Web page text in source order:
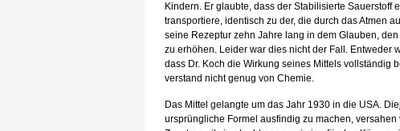
Kindern. Er glaubte, dass der Stabilisierte Sauerstoff
transportiere, identisch zu der, die durch das Atmen
seine Rezeptur zehn Jahre lang in dem Glauben,
zu erhöhen. Leider war dies nicht der Fall. Entweder
dass Dr. Koch die Wirkung seines Mittels vollständig
verstand nicht genug von Chemie.
Das Mittel gelangte um das Jahr 1930 in die USA.
ursprüngliche Formel ausfindig zu machen,